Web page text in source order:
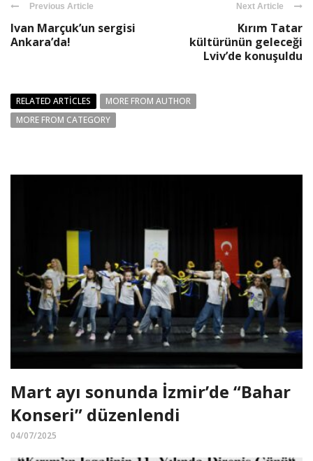
Previous Article
Ivan Marçuk’un sergisi
Ankara’da!
Next Article
Kırım Tatar
kültürünün geleceği
Lviv’de konuşuldu
RELATED ARTICLES
MORE FROM AUTHOR
MORE FROM CATEGORY
Mart ayı sonunda İzmir’de “Bahar
Konseri” düzenlendi
04/07/2025